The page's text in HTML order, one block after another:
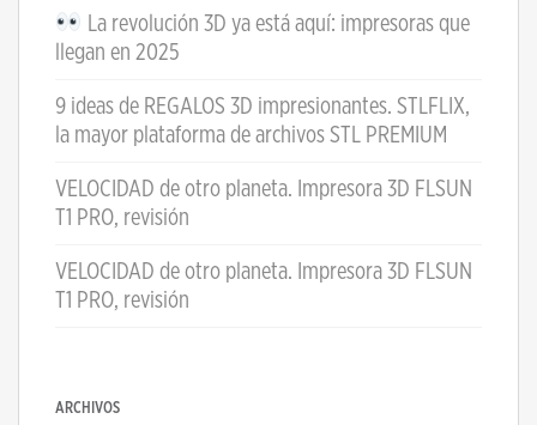
La revolución 3D ya está aquí: impresoras que
llegan en 2025
9 ideas de REGALOS 3D impresionantes. STLFLIX,
la mayor plataforma de archivos STL PREMIUM
VELOCIDAD de otro planeta. Impresora 3D FLSUN
T1 PRO, revisión
VELOCIDAD de otro planeta. Impresora 3D FLSUN
T1 PRO, revisión
ARCHIVOS